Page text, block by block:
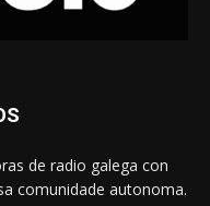
de radio galega con
comunidade autonoma.